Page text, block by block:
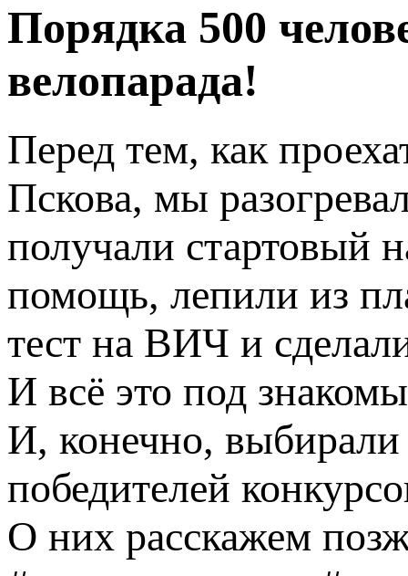
Порядка 500
велопарада!
Перед тем, как
Пскова, мы
получали стартовый
помощь, лепили из
тест на ВИЧ и
И всё это под
И, конечно,
победителей
О них расскажем